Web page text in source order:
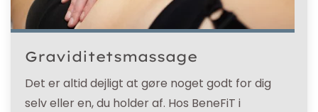
Graviditetsmassage
Det er altid dejligt at gøre noget godt for dig
selv eller en, du holder af. Hos BeneFiT i